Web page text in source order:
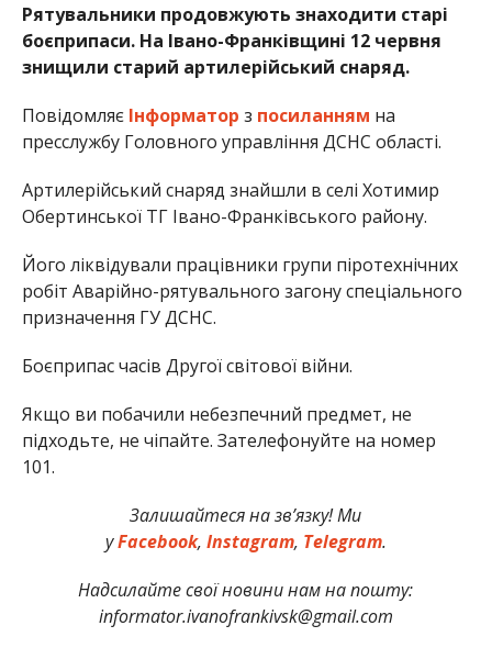
Рятувальники продовжують знаходити старі
боєприпаси. На Івано-Франківщині 12 червня
знищили старий артилерійський снаряд.
Повідомляє Інформатор з посиланням на
пресслужбу Головного управління ДСНС області.
Артилерійський снаряд знайшли в селі Хотимир
Обертинської ТГ Івано-Франківського району.
Його ліквідували працівники групи піротехнічних
робіт Аварійно-рятувального загону спеціального
призначення ГУ ДСНС.
Боєприпас часів Другої світової війни.
Якщо ви побачили небезпечний предмет, не
підходьте, не чіпайте. Зателефонуйте на номер
101.
Залишайтеся на зв’язку! Ми
уFacebook, Instagram, Telegram.
Надсилайте свої новини нам на пошту:
informator.ivanofrankivsk@gmail.com